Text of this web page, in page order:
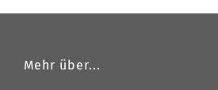
Mehr über...